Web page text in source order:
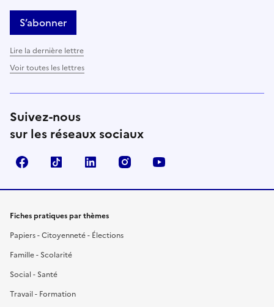
S’abonner
Lire la dernière lettre
Voir toutes les lettres
Suivez-nous
sur les réseaux sociaux
FacebookTikTok LinkedIn Instagram
Fiches pratiques par thèmes
Papiers - Citoyenneté - Élections
Famille - Scolarité
Social - Santé
Travail - Formation